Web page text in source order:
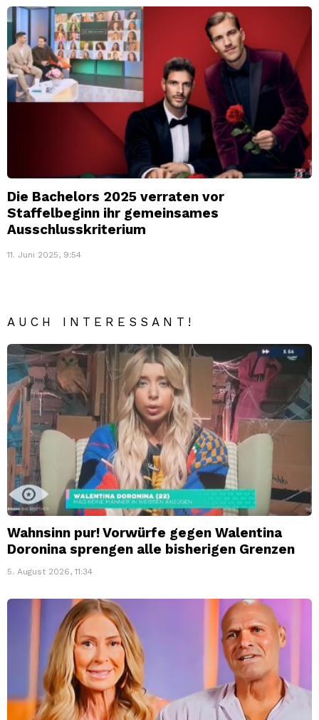
Die Bachelors 2025 verraten vor
Staffelbeginn ihr gemeinsames
Ausschlusskriterium
11. Juni 2025, 9:54
AUCH INTERESSANT!
Wahnsinn pur! Vorwürfe gegen Walentina
Doronina sprengen alle bisherigen Grenzen
5. August 2026, 11:34